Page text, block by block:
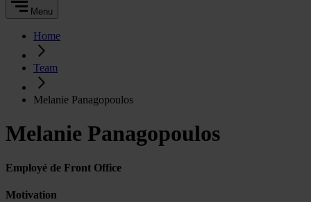
Menu
Home
Team
Melanie Panagopoulos
Melanie Panagopoulos
Employé de Front Office
Motivation